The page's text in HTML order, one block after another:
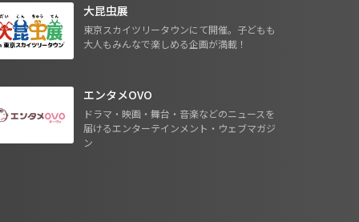
大昆虫展
東京スカイツリータウンにて開催。子どもも
大人もみんなで楽しめる企画が満載！
エンタメOVO
ドラマ・映画・舞台・音楽などのニュースを
届けるエンターテインメント・ウェブマガジ
ン